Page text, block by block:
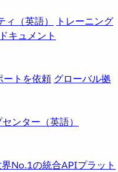
ィ（英語）
トレーニング
ドキュメント
ートを依頼 グローバル拠
ンター（英語）
No.1の統合APIプラット